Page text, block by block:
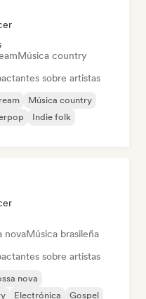
Música country
sobre artistas
Música country
Indie folk
novaMúsica brasileña
sobre artistas
nova
Electrónica
Gospel